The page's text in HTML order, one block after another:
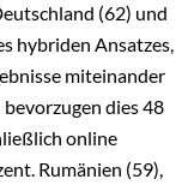
(62) und
hybriden Ansatzes,
miteinander
dies 48
online
Rumänien (59),